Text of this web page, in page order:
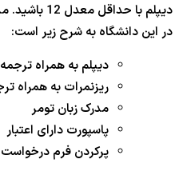
دیپلم با
در این دانشگاه به شرح زیر است:
دیپلم به همراه
ریزنمرات به همراه
مدرک زبان تومر
پاسپورت دارای اعتبار
پرکردن فرم